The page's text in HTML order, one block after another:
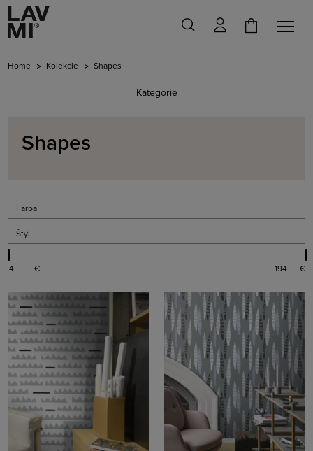
Home Kolekcie Shapes
Kategorie
Shapes
Farba
Štýl
€ €